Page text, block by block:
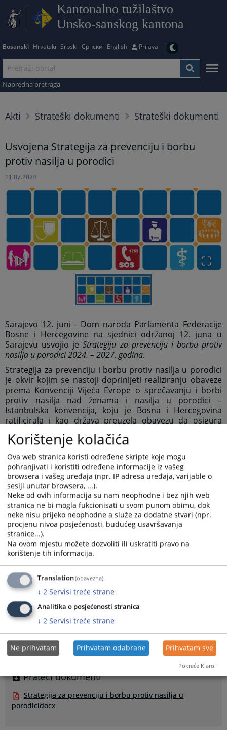
Kantonalno tužilaštvo
Unsko-sanskog kantona
Bosanski Hrvatski Srpski Српски English Prijava
Napredna pretraga
Akti Strateški dokumenti Strateški dokumenti
Usvojena Strategija za prevenciju i borbu
protiv nasilja u porodici
11.07.2024.
Sarajevo 12. juni - Dom naroda Parlamenta Federacije
Bosne i Hercegovine na sjednici održanoj 12. juna u
Sarajevu usvojio jeStrategiju za prevenciju i borbu protiv
nasilja u porodici 2024. – 2027. godina.
Strategija za prevenciju i borbu protiv nasilja u porodici
je okvir kojim se nastoji doprinijeti realiziranju obaveze
prema Konvenciji Vijeća Evrope o sprečavanju i borbi
protiv nasilja nad ženama i nasilja u porodici –
Istanbulska konvencija, koju je Bosna i Hercegovina
ratificirala i kao država preuzela obavezu da osigura
kažnjavanje počinioca nasilja i osiguranje uvjeta za
reparacije žrtvama nasilja.
Strategijom je definisan strateški cilj – smanjiti nasilje u
porodici, a planira se dostići kroz tri prioriteta. U okviru
prevencije nastojat će se raditi na prevenciji
netolerancije i nasilnog ponašanja, kao i na eliminiranju
faktora rizika. U skladu sa drugim prioritetom planirane
su mjere u vezi zaštite i podrške žrtvama nasilja u
porodici, a vršit će se i adekvatne radnje sa počiniocima
nasilja u porodici.
„Radit će se i na unapređenju istražnih pravosudnih
radnji, te edukaciji profesionalaca koji provode Zakon o
zaštiti od nasilja u porodici u Federaciji BiH. Također,
namjera je da se jednom od mjera iz Strategije žene
žrtve nasilja postanu korisnicama programa
ekonomskog osnaživanja žena i treba senzibilirati
poslodavce za spremnost zapošljavanja žena žrtava
nasilja” – poručeno je iz Gender Centra Federacije BiH.
Prikazana vijest je na: Bosanski jezik
Prateći dokumenti
Strategija za prevenciju i borbu protiv nasilja u
porodicidocx
Korištenje kolačića
Ova web stranica koristi određene skripte koje mogu
pohranjivati i koristiti određene informacije iz vašeg
browsera i vašeg uređaja (npr. IP adresa uređaja, varijable o
sesiji unutar browsera, ...).
Neke od ovih informacija su nam neophodne i bez njih web
stranica ne bi mogla fukcionisati u svom punom obimu, dok
neke nisu prijeko neophodne a služe za dodatne stvari (npr.
procjenu nivoa posjećenosti, budućeg usavršavanja
stranice...).
Na ovom mjestu možete dozvoliti ili uskratiti pravo na
korištenje tih informacija.
Translation(obavezna)
↓ 2 Servisi treće strane
Analitika o posjećenosti stranica
↓ 2 Servisi treće strane
Ne prihvatam Prihvatam odabrane Prihvatam sve
Pokreće Klaro!